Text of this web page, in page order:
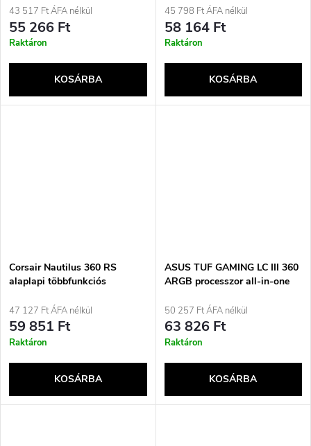
fekete, 1 darab
43 517 Ft ÁFA nélkül
55 266 Ft
Raktáron
KOSÁRBA
darab
45 798 Ft ÁFA nélkül
58 164 Ft
Raktáron
KOSÁRBA
Corsair Nautilus 360 RS
alaplapi többfunkciós
47 127 Ft ÁFA nélkül
59 851 Ft
Raktáron
KOSÁRBA
ASUS TUF GAMING LC III 360
ARGB processzor all-in-one
50 257 Ft ÁFA nélkül
63 826 Ft
Raktáron
KOSÁRBA